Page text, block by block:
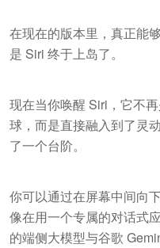
在现在的版本里，真正能
是 Siri 终于上岛了。
现在当你唤醒 Siri，它不
球，而是直接融入到了灵
了一个台阶。
你可以通过在屏幕中间向
像在用一个专属的对话式
的端侧大模型与谷歌